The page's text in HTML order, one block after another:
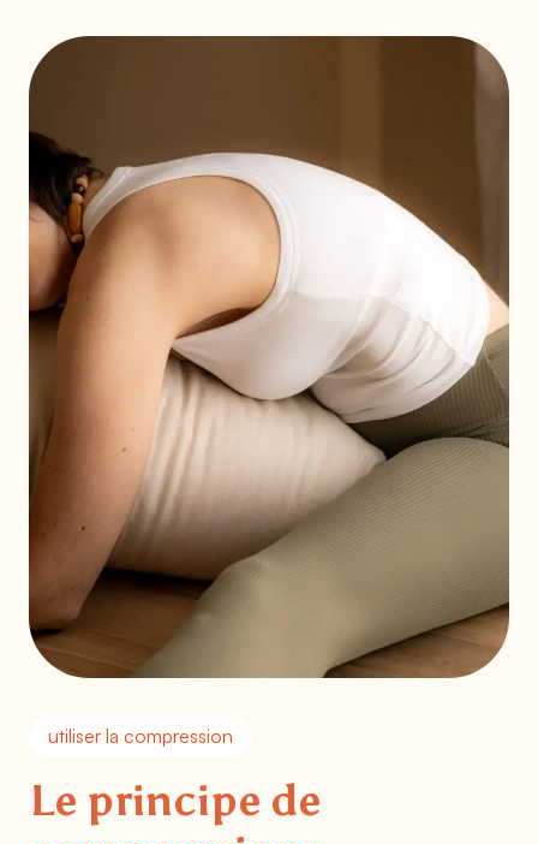
utiliser la compression
Le principe de